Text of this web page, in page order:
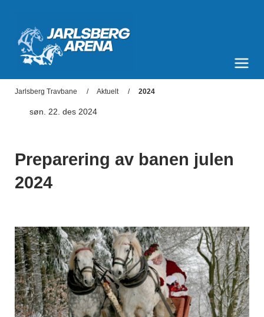
Jarlsberg Travbane Aktuelt 2024
søn. 22. des 2024
Preparering av banen julen
2024